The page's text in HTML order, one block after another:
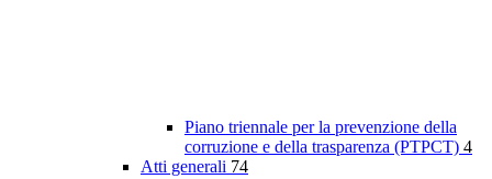
Piano triennale per la prevenzione della
corruzione e della trasparenza (PTPCT) 4
Atti generali 74